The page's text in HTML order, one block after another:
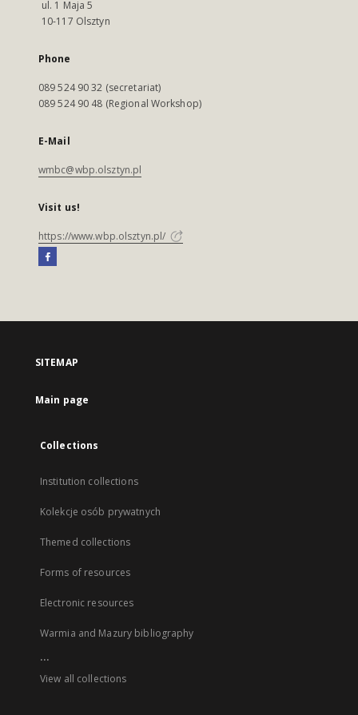
ul. 1 Maja 5
10-117 Olsztyn
Phone
089 524 90 32 (secretariat)
089 524 90 48 (Regional Workshop)
E-Mail
wmbc@wbp.olsztyn.pl
Visit us!
https://www.wbp.olsztyn.pl/
SITEMAP
Main page
Collections
Institution collections
Kolekcje osób prywatnych
Themed collections
Forms of resources
Electronic resources
Warmia and Mazury bibliography
...
View all collections